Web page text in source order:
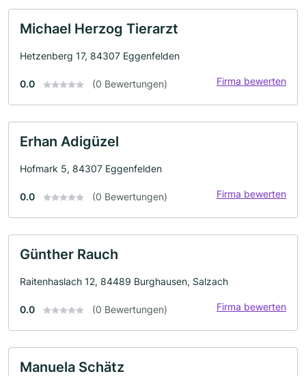
Michael Herzog Tierarzt
Hetzenberg 17, 84307 Eggenfelden
0.0 (0 Bewertungen) Firma bewerten
Erhan Adigüzel
Hofmark 5, 84307 Eggenfelden
0.0 (0 Bewertungen) Firma bewerten
Günther Rauch
Raitenhaslach 12, 84489 Burghausen, Salzach
0.0 (0 Bewertungen) Firma bewerten
Manuela Schätz